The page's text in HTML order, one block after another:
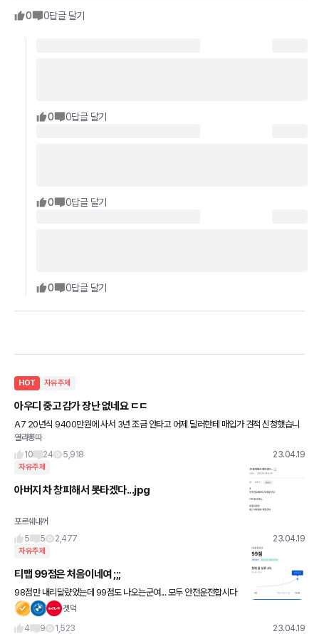
0 0답글 달기
0 0답글 달기
0 0답글 달기
0 0답글 달기
HOT 자유주제
아우디 중고 감가 장난 없네요 ㄷㄷ
A7 20년식 9400만원에 사서 3년 조금 안타고 어제 딜러한테 매입가 견적 신청했습니
다. 매입가 5500만원 부르네요 ㅠㅠ 할인이라도 많이 받았으면 덜 배 아팠을 거 같은데
할인도 300
열라뽕따
10
24 5,918 23.04.19
자유주제
아버지 차 창피해서 못타겠다...jpg
포르쉐내꺼
5
5 2,477 23.04.19
자유주제
티맵 99점은 처음이네여 ;;;
98점만 내리달럈었는데 99점도 나오는군여... 모두 안전운전합시다
~!
겟덕
4
9 1,523 23.04.19